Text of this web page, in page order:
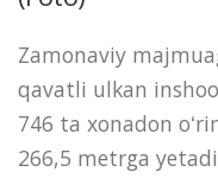
Zamonaviy
qavatli ulkan
746 ta xonadon
266,5 metrga